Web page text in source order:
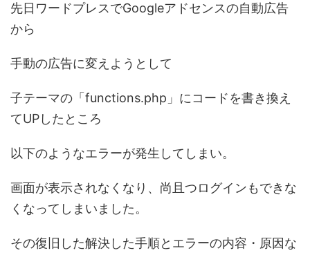
先日ワードプレスでGoogleアドセンスの自動広告
から
手動の広告に変えようとして
子テーマの「functions.php」にコードを書き換え
てUPしたところ
以下のようなエラーが発生してしまい。
画面が表示されなくなり、尚且つログインもできな
くなってしまいました。
その復旧した解決した手順とエラーの内容・原因な